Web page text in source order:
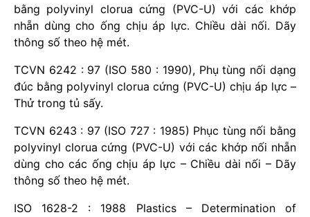
bằng polyvinyl clorua cứng (PVC-U) với các khớp
nhẵn dùng cho ống chịu áp lực. Chiều dài nối. Dãy
thông số theo hệ mét.
TCVN 6242 : 97 (ISO 580 : 1990), Phụ tùng nối dạng
đúc bằng polyvinyl clorua cứng (PVC-U) chịu áp lực –
Thử trong tủ sấy.
TCVN 6243 : 97 (ISO 727 : 1985) Phục tùng nối bằng
polyvinyl clorua cứng (PVC-U) với các khớp nối nhẵn
dùng cho các ống chịu áp lực – Chiều dài nối – Dãy
thông số theo hệ mét.
ISO 1628-2 : 1988 Plastics – Determination of